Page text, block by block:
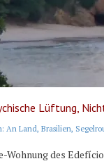
Lüftung,
An Land, Brasilien,
Wohnung des